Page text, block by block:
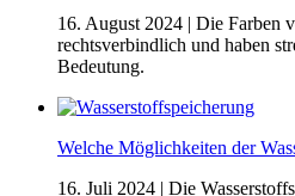
16. August 2024 | Die Farben
rechtsverbindlich und haben
Bedeutung.
Welche Möglichkeiten der
16. Juli 2024 | Die